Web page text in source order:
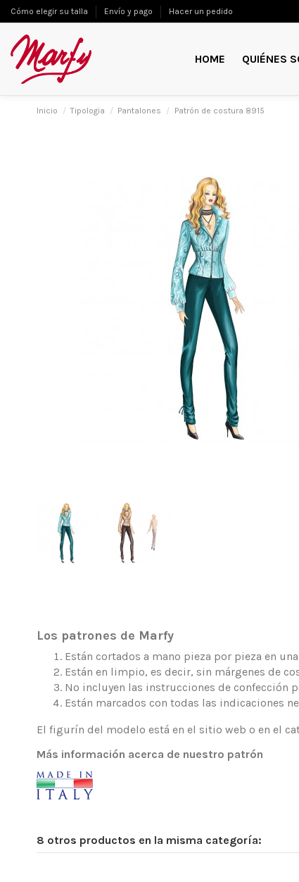
Cómo elegir su talla Envío y pago Hacer un pedido
HOME QUIÉNES
Inicio Tipologia Pantalones Patrón de costura 8915
Los patrones de Marfy
Están cortados a mano pieza por pieza en
Están en limpio, es decir, sin márgenes de
No incluyen las instrucciones de confección
Están marcados con todas las indicaciones
El figurín del modelo está en el sitio web o en el
Más información acerca de nuestro patrón
8 otros productos en la misma categoría: